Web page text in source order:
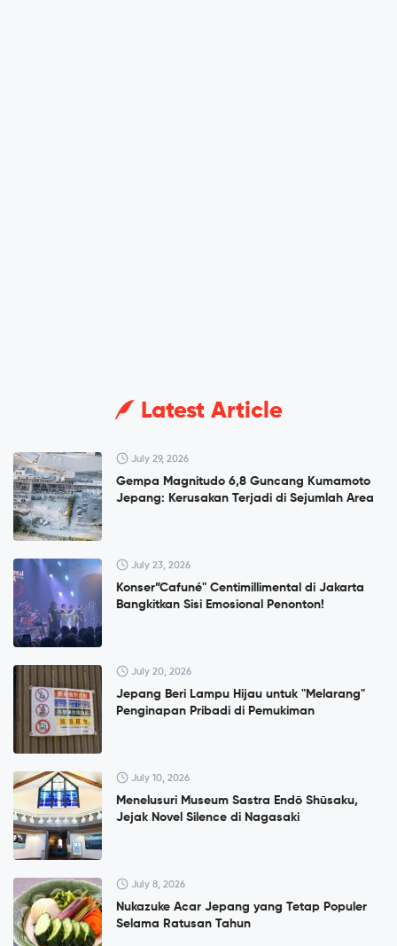
Latest Article
July 29, 2026
Gempa Magnitudo 6,8 Guncang Kumamoto
Jepang: Kerusakan Terjadi di Sejumlah Area
July 23, 2026
Konser”Cafuné" Centimillimental di Jakarta
Bangkitkan Sisi Emosional Penonton!
July 20, 2026
Jepang Beri Lampu Hijau untuk "Melarang"
Penginapan Pribadi di Pemukiman
July 10, 2026
Menelusuri Museum Sastra Endō Shūsaku,
Jejak Novel Silence di Nagasaki
July 8, 2026
Nukazuke Acar Jepang yang Tetap Populer
Selama Ratusan Tahun